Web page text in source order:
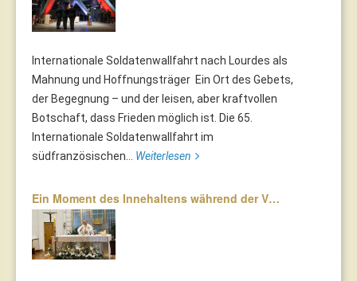
Internationale Soldatenwallfahrt nach Lourdes als
Mahnung und Hoffnungsträger Ein Ort des Gebets,
der Begegnung – und der leisen, aber kraftvollen
Botschaft, dass Frieden möglich ist. Die 65.
Internationale Soldatenwallfahrt im
südfranzösischen... Weiterlesen
Ein Moment des Innehaltens während der V…